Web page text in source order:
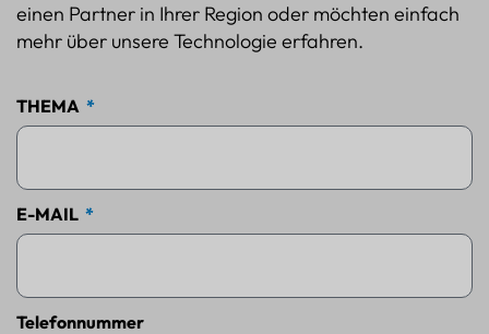
einen Partner in Ihrer Region oder möchten einfach
mehr über unsere Technologie erfahren.
THEMA
E-MAIL
Telefonnummer